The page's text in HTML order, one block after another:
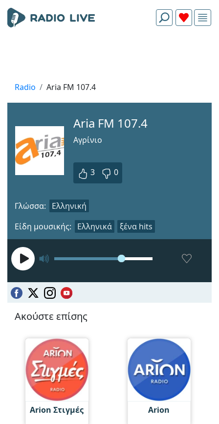
Radio Aria FM 107.4
Aria FM 107.4
Αγρίνιο
3 0
Είδη μουσικής: Ελληνικά ξένα hits
Γλώσσα: Ελληνική
Ακούστε επίσης
Arion Στιγμές Arion